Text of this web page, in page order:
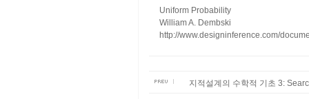
Uniform Probability
William A. Dembski
http://www.designinference.com/
지적설계의 수학적 기초 3: